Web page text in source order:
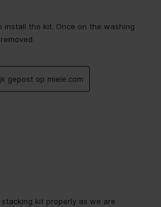
install the kit. Once on the washing
gepost op miele.com
kit properly as we are